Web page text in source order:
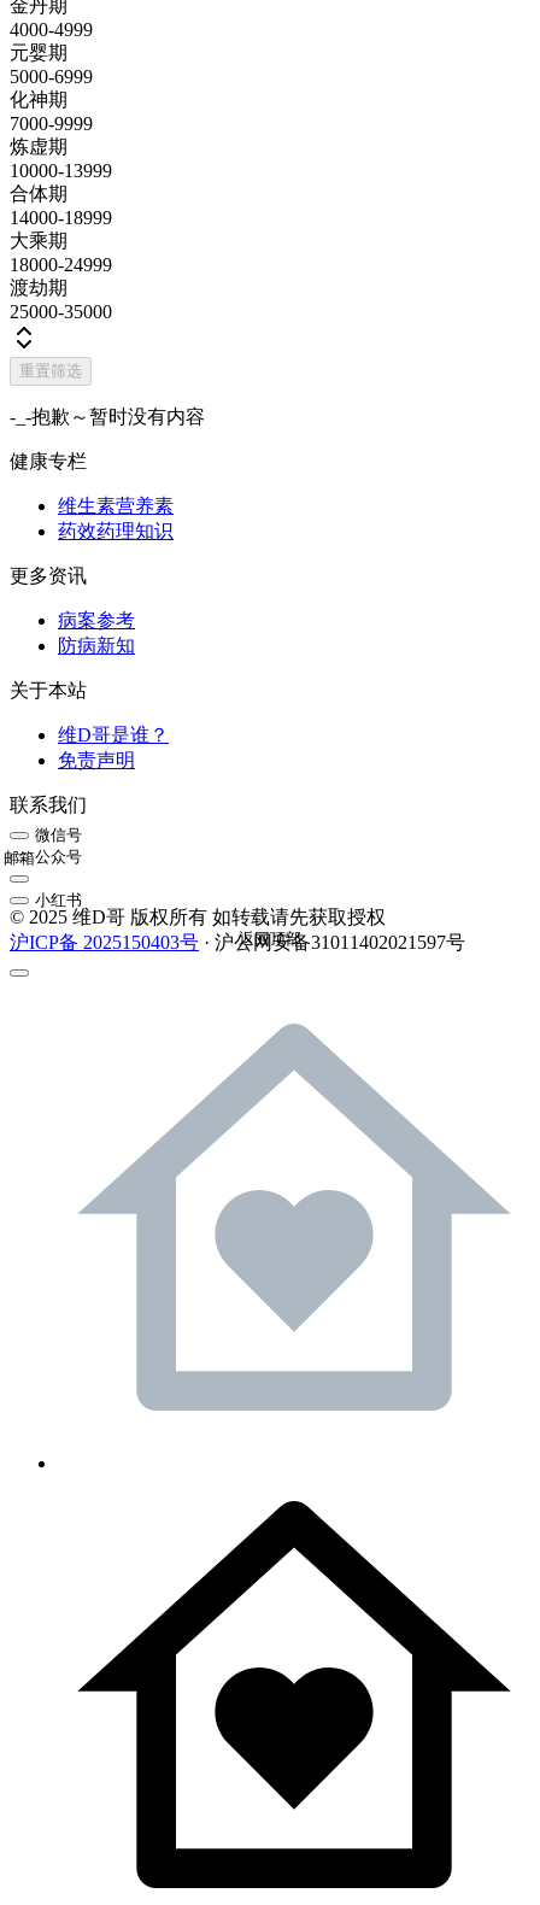
金丹期
4000-4999
元婴期
5000-6999
化神期
7000-9999
炼虚期
10000-13999
合体期
14000-18999
大乘期
18000-24999
渡劫期
25000-35000
重置筛选
-_-抱歉～暂时没有内容
健康专栏
维生素营养素
药效药理知识
更多资讯
病案参考
防病新知
关于本站
维D哥是谁？
免责声明
联系我们
微信号
公众号
邮箱
小红书
© 2025 维D哥 版权所有 如转载请先获取授权
沪ICP备 2025150403号 · 沪公网安备31011402021597号
返回顶部